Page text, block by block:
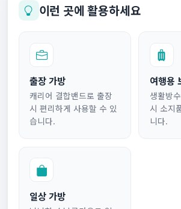
이런 곳에 활용하세요
출장 가방
캐리어 결합밴드로 출장
시 편리하게 사용할 수 있
습니다.
여행용
생활방
시 소지
니다.
일상 가방